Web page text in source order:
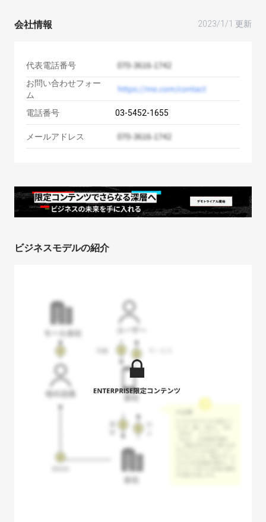
会社情報 2023/1/1 更新
代表電話番号
お問い合わせフォー
ム
電話番号
03-5452-1655
メールアドレス
ビジネスモデルの紹介